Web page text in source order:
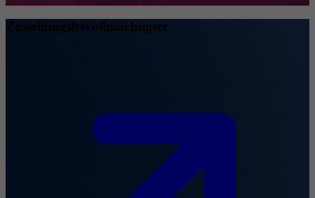
Zustellungsbevollmächtigter